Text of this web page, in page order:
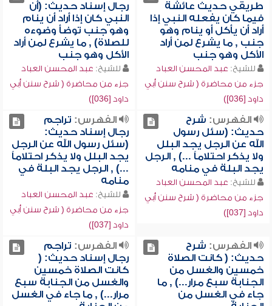
طريقي حديث عائشة
فيما كان يفعله النبي إذا
أراد أن يأكل أو ينام وهو
جنب , ما يشرع لمن أراد
الأكل وهو جنب
للشيخ: عبد المحسن العباد
جزء من محاضرة ( شرح سنن أبي
داود [036])
رجال إسناد حديث: (أن
النبي كان إذا أراد أن ينام
وهو جنب توضأ وضوءه
للصلاة) , ما يشرع لمن أراد
الأكل وهو جنب
للشيخ: عبد المحسن العباد
جزء من محاضرة ( شرح سنن أبي
داود [036])
الفهرس: شرح
حديث: (سئل رسول
الله عن الرجل يجد البلل
ولا يذكر احتلاماً ...) , الرجل
يجد البلة في منامه
للشيخ: عبد المحسن العباد
جزء من محاضرة ( شرح سنن أبي
داود [037])
الفهرس: تراجم
رجال إسناد حديث:
(سئل رسول الله عن الرجل
يجد البلل ولا يذكر احتلاماً
...) , الرجل يجد البلة في
منامه
للشيخ: عبد المحسن العباد
جزء من محاضرة ( شرح سنن أبي
داود [037])
الفهرس: شرح
حديث: ( كانت الصلاة
خمسين والغسل من
الجنابة سبع مرار...) , ما
جاء في الغسل من
الفهرس: تراجم
رجال إسناد حديث: (
كانت الصلاة خمسين
والغسل من الجنابة سبع
مرار...) , ما جاء في الغسل